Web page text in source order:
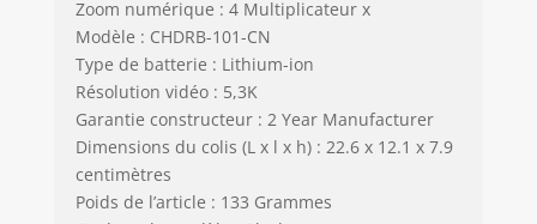
Zoom numérique : 4 Multiplicateur x
Modèle : CHDRB-101-CN
Type de batterie : Lithium-ion
Résolution vidéo : 5,3K
Garantie constructeur : 2 Year Manufacturer
Dimensions du colis (L x l x h) : 22.6 x 12.1 x 7.9
centimètres
Poids de l’article : 133 Grammes